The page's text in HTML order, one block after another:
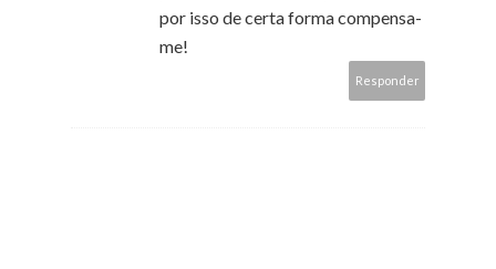
por isso de certa forma compensa-
me!
Responder